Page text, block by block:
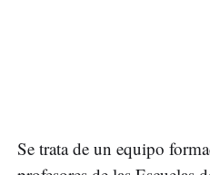
Se trata de un equipo